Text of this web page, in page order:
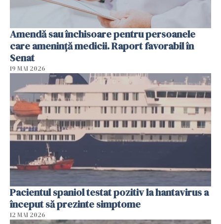
Amendă sau închisoare pentru persoanele
care ameninţă medicii. Raport favorabil în
Senat
19 MAI 2026
Pacientul spaniol testat pozitiv la hantavirus a
început să prezinte simptome
12 MAI 2026